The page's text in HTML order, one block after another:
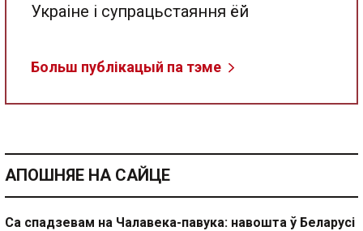
Украіне і супрацьстаяння ёй
Больш публікацый па тэме
АПОШНЯЕ НА САЙЦЕ
Са спадзевам на Чалавека-павука: навошта ў Беларусі